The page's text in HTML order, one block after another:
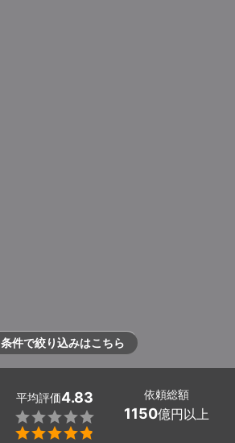
条件で絞り込みはこちら
平均評価4.83


依頼総額
1150億円以上